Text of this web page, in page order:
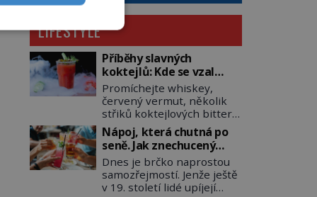
LIFESTYLE
Příběhy slavných
koktejlů: Kde se vzal
Manhattan a Bloody
Mary?
Promíchejte whiskey,
červený vermut, několik
střiků koktejlových bitters
a led, sceďte, ozdobte
koktejlovou třešinkou a
tadá… Manhattan je tu! A
pokud to má být skutečně
on, dejte si pozor, ať místo
klasické americké rye
Nápoj, která chutná po
seně. Jak znechucený
Američan vymyslel brčko
Dnes je brčko naprostou
samozřejmostí. Jenže ještě
v 19. století lidé upíjejí